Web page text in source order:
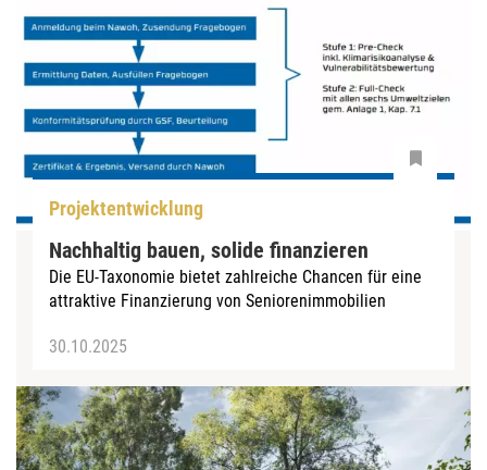
Projektentwicklung
Nachhaltig bauen, solide finanzieren
Die EU-Taxonomie bietet zahlreiche Chancen für eine
attraktive Finanzierung von Seniorenimmobilien
30.10.2025